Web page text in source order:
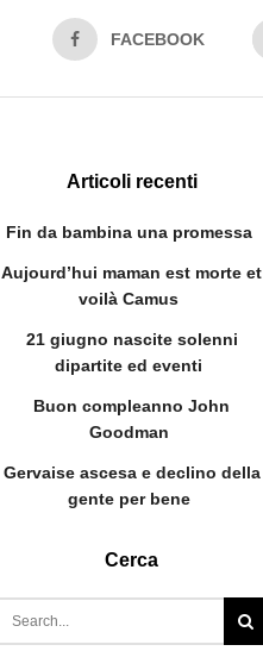
FACEBOOK
Articoli recenti
Fin da bambina una promessa
Aujourd’hui maman est morte et
voilà Camus
21 giugno nascite solenni
dipartite ed eventi
Buon compleanno John
Goodman
Gervaise ascesa e declino della
gente per bene
Cerca